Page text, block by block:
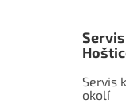
Servis
okolí